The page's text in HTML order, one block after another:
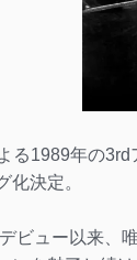
る1989年の
化決定。
ビュー以来、